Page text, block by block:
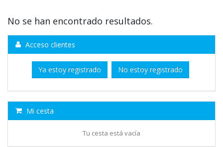
No se han encontrado resultados.
Acceso clientes
Ya estoy registrado No estoy registrado
Mi cesta
Tu cesta está vacía